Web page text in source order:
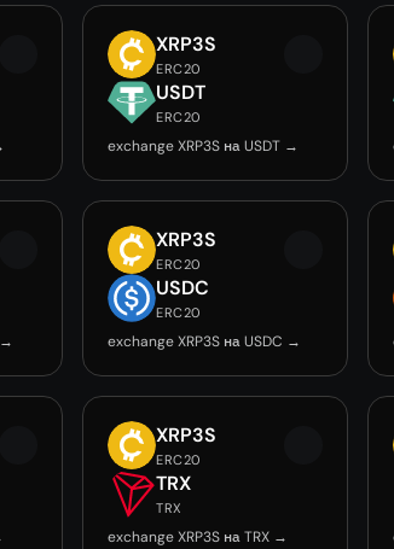
XRP3S
ERC20
USDT
ERC20
exchange XRP3S на USDT →
→
XRP3S
ERC20
USDC
ERC20
exchange XRP3S на USDC →
XRP3S
ERC20
TRX
TRX
exchange XRP3S на TRX →